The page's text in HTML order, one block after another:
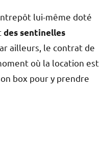
lui-même doté
des sentinelles
ailleurs, le contrat de
où la location est
box pour y prendre